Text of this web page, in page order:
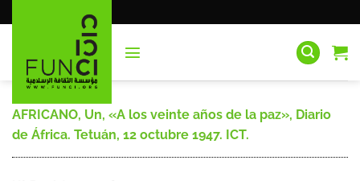
al
AFRICANO, Un, «A los veinte años de la paz», Diario
de África. Tetuán, 12 octubre 1947. ICT.